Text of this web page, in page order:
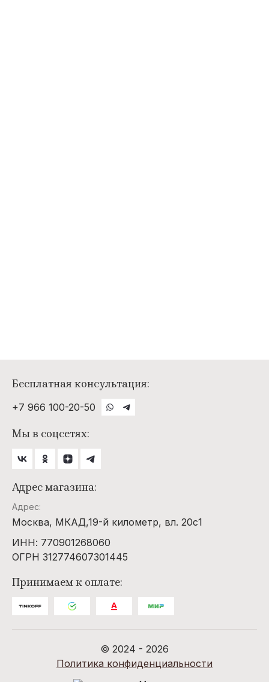
Бесплатная консультация:
+7 966 100-20-50
Мы в соцсетях:
Адрес магазина:
Адрес:
Москва, МКАД,19-й километр, вл. 20с1
ИНН: 770901268060
ОГРН 312774607301445
Принимаем к оплате:
© 2024 - 2026
Политика конфиденциальности